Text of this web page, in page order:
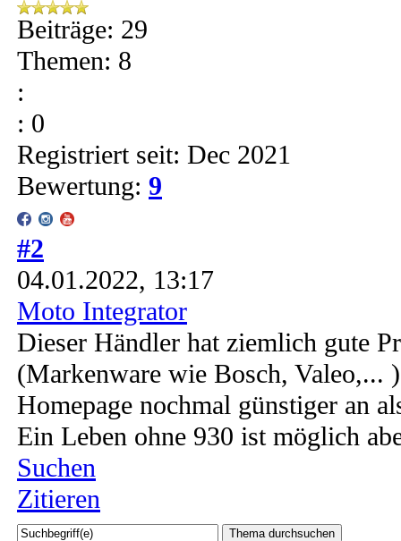
Beiträge: 29
Themen: 8
:
: 0
Registriert seit: Dec 2021
Bewertung: 9
#2
04.01.2022, 13:17
Moto Integrator
Dieser Händler hat ziemlich gute
(Markenware wie Bosch, Valeo,...
Homepage nochmal günstiger an
Ein Leben ohne 930 ist möglich
Suchen
Zitieren